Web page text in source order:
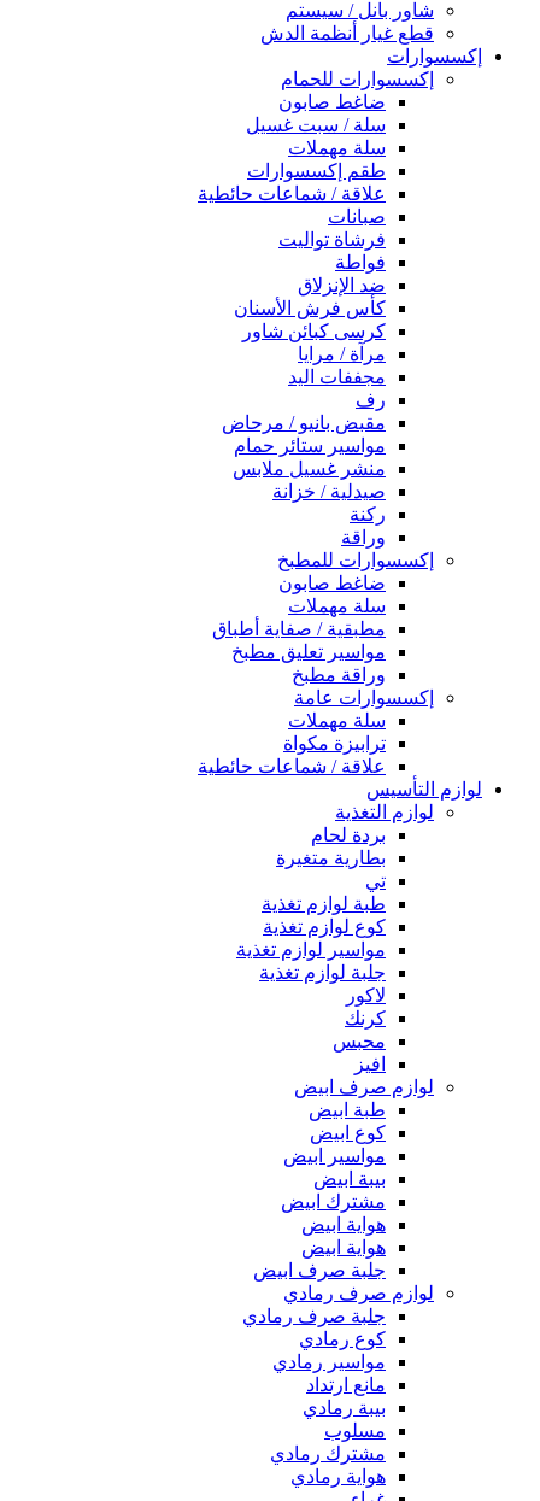
شاور بانل / سيستم
قطع غيار أنظمة الدش
إكسسوارات
إكسسوارات للحمام
ضاغط صابون
سلة / سبت غسيل
سلة مهملات
طقم إكسسوارات
علاقة / شماعات حائطية
صبانات
فرشاة تواليت
فواطة
ضد الإنزلاق
كأس فرش الأسنان
كرسى كبائن شاور
مرآة / مرايا
مجففات اليد
رف
مقبض بانيو / مرحاض
مواسير ستائر حمام
منشر غسيل ملابس
صيدلية / خزانة
ركنة
وراقة
إكسسوارات للمطبخ
ضاغط صابون
سلة مهملات
مطبقية / صفاية أطباق
مواسير تعليق مطبخ
وراقة مطبخ
إكسسوارات عامة
سلة مهملات
ترابيزة مكواة
علاقة / شماعات حائطية
لوازم التأسيس
لوازم التغذية
بردة لحام
بطارية متغيرة
تي
طبة لوازم تغذية
كوع لوازم تغذية
مواسير لوازم تغذية
جلبة لوازم تغذية
لاكور
كرنك
محبس
افيز
لوازم صرف ابيض
طبة ابيض
كوع ابيض
مواسير ابيض
بيبة ابيض
مشترك ابيض
هواية ابيض
هواية ابيض
جلبة صرف ابيض
لوازم صرف رمادي
جلبة صرف رمادي
كوع رمادي
مواسير رمادي
مانع ارتداد
بيبة رمادي
مسلوب
مشترك رمادي
هواية رمادي